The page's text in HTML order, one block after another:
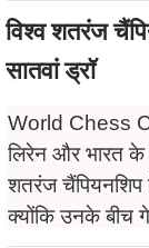
विश्व शतरंज
सातवां ड्रॉ
World Chess
लिरेन और भारत के
शतरंज चैंपियनशिप
क्योंकि उनके बीच